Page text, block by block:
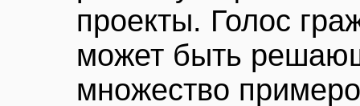
проекты. Голос
может быть
множество